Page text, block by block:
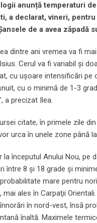
anunță temperaturi
a declarat, vineri,
de a avea zăpadă
dintre ani vremea va fi
Cerul va fi variabil şi
cu uşoare intensificări pe
cu o minimă de 1-3
a precizat Ilea.
citate, în primele zile
urca în unele zone până
la începutul Anului Nou, pe
între 8 şi 18 grade şi
mare pentru
mai ales în Carpaţii
în nord-vest, însă
înaltă. Maximele